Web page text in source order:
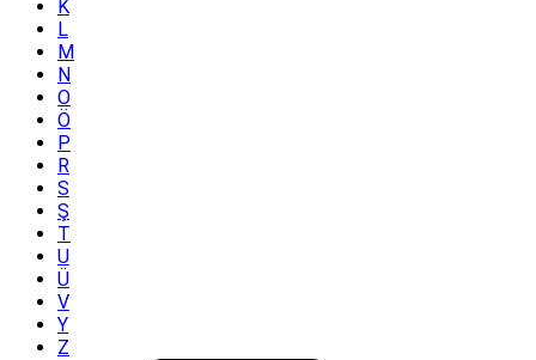
K
L
M
N
O
Ö
P
R
S
Ş
T
U
Ü
V
Y
Z